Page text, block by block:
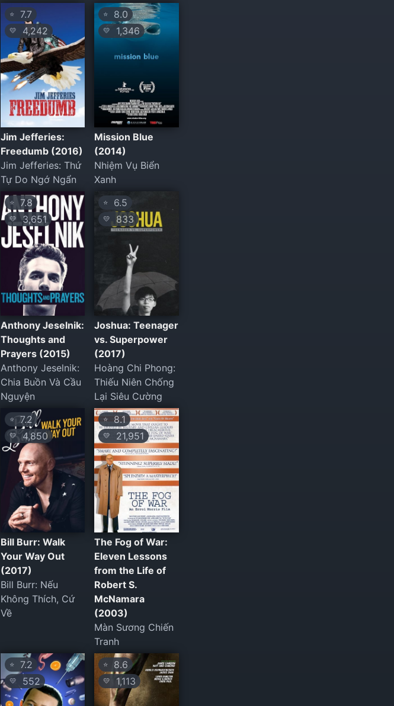
⭐7.7
💛 4,242
Jim Jefferies:
Freedumb (2016)
Jim Jefferies: Thứ
Tự Do Ngớ Ngẩn
⭐ 8.0
💛 1,346
Mission Blue
(2014)
Nhiệm Vụ Biển
Xanh
⭐7.8
💛 3,651
Anthony Jeselnik:
Thoughts and
Prayers (2015)
Anthony Jeselnik:
Chia Buồn Và Cầu
Nguyện
⭐ 6.5
💛 833
Joshua: Teenager
vs. Superpower
(2017)
Hoàng Chi Phong:
Thiếu Niên Chống
Lại Siêu Cường
⭐7.2
💛4,850
Bill Burr: Walk
Your Way Out
(2017)
Bill Burr: Nếu
Không Thích, Cứ
Về
⭐ 8.1
💛 21,951
The Fog of War:
Eleven Lessons
from the Life of
Robert S.
McNamara
(2003)
Màn Sương Chiến
Tranh
⭐7.2
💛 552
⭐ 8.6
💛 1,113